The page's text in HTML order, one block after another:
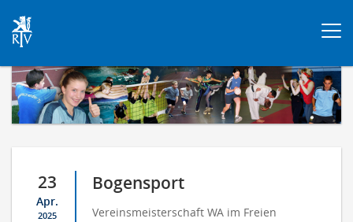
23
Apr.
2025
Bogensport
Vereinsmeisterschaft WA im Freien